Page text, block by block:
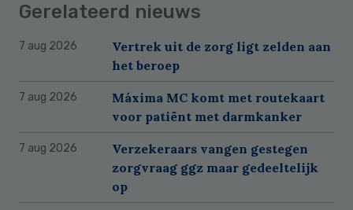
Gerelateerd nieuws
7 aug 2026
Vertrek uit de zorg ligt zelden aan
het beroep
7 aug 2026
Máxima MC komt met routekaart
voor patiënt met darmkanker
7 aug 2026
Verzekeraars vangen gestegen
zorgvraag ggz maar gedeeltelijk
op